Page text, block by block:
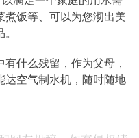
煮饭等、可以为您沏出美
什么残留，作为父母，
达空气制水机，随时随地